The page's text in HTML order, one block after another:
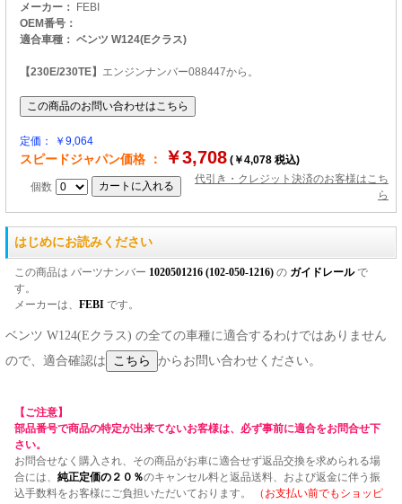
メーカー：
FEBI
OEM番号：
適合車種： ベンツ W124(Eクラス)
【230E/230TE】 エンジンナンバー088447から。
定価： ￥9,064
スピードジャパン価格 ： ￥3,708 (￥4,078 税込)
個数
代引き・クレジット決済のお客様はこち
ら
はじめにお読みください
この商品は パーツナンバー 1020501216 (102-050-1216) の ガイドレールで
す。
メーカーは、 FEBI です。
ベンツ W124(Eクラス) の全ての車種に適合するわけではありません
ので、適合確認は
からお問い合わせください。
【ご注意】
部品番号で商品の特定が出来てないお客様は、必ず事前に適合をお問合せ下
さい。
お問合せなく購入され、その商品がお車に適合せず返品交換を求められる場
合には、 純正定価の２０％のキャンセル料と返品送料、および返金に伴う振
込手数料をお客様にご負担いただいております。
（お支払い前でもショッピ